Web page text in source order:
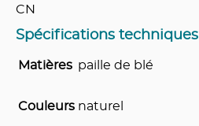
CN
Spécifications techniques
Matières paille de blé
Couleurs naturel